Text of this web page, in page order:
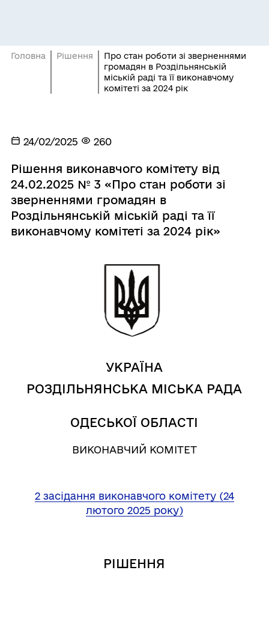
Головна Рішення
Про стан роботи зі зверненнями
громадян в Роздільнянській
міській раді та її виконавчому
комітеті за 2024 рік
24/02/2025 260
Рішення виконавчого комітету від
24.02.2025 № 3 «Про стан роботи зі
зверненнями громадян в
Роздільнянській міській раді та її
виконавчому комітеті за 2024 рік»
УКРАЇНА
РОЗДІЛЬНЯНСЬКА МІСЬКА РАДА
ОДЕСЬКОЇ ОБЛАСТІ
ВИКОНАВЧИЙ КОМІТЕТ
2 засідання виконавчого комітету (24
лютого 2025 року)
РІШЕННЯ